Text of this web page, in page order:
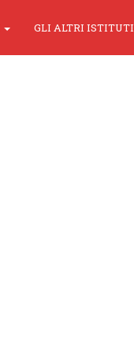
GLI ALTRI ISTITUTI